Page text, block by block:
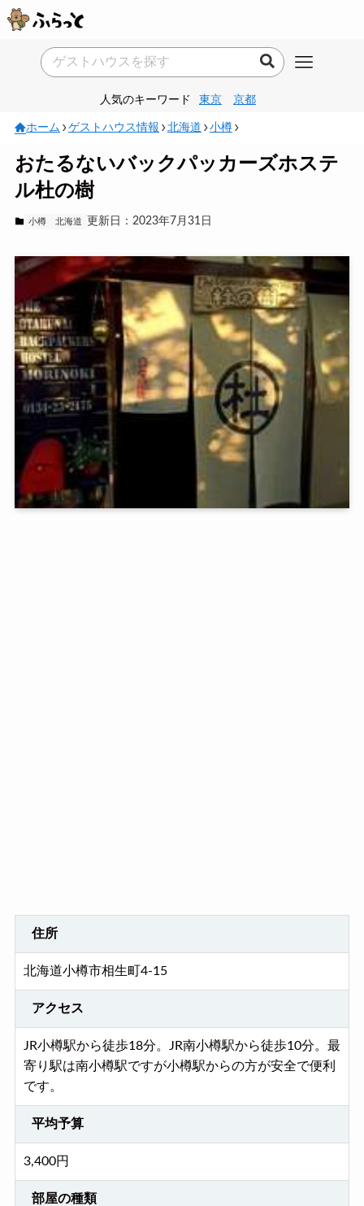
人気のキーワード 東京 京都
ホーム ゲストハウス情報 北海道 小樽
おたるないバックパッカーズホステ
ル杜の樹
小樽 北海道 更新日：2023年7月31日
住所
北海道小樽市相生町4-15
アクセス
JR小樽駅から徒歩18分。JR南小樽駅から徒歩10分。最
寄り駅は南小樽駅ですが小樽駅からの方が安全で便利
です。
平均予算
3,400円
部屋の種類